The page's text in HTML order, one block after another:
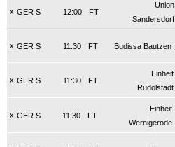
x GER S FT
12:00
Union
Sandersdorf
x GER S FT
11:30 Budissa Bautzen
x GER S FT
11:30
Einheit
Rudolstadt
x GER S FT
11:30
Einheit
Wernigerode